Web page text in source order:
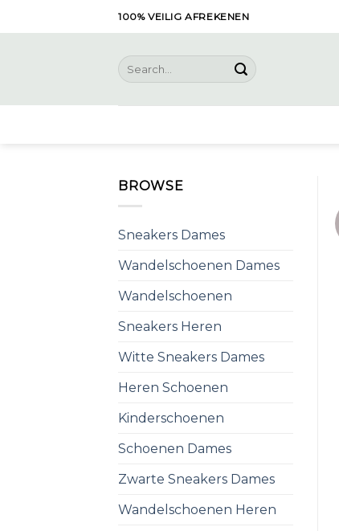
to
100% VEILIG AFREKENEN
Search
for:
BROWSE
Sneakers Dames
Wandelschoenen Dames
Wandelschoenen
Sneakers Heren
Witte Sneakers Dames
Heren Schoenen
Kinderschoenen
Schoenen Dames
Zwarte Sneakers Dames
Wandelschoenen Heren